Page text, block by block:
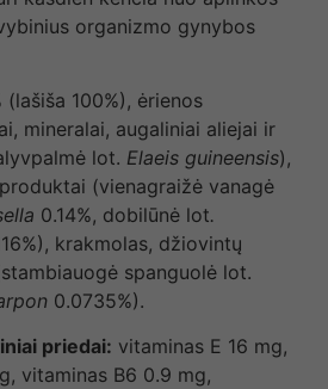
organizmo gynybos
(lašiša 100%), ėrienos
mineralai, augaliniai aliejai ir
lot. Elaeis guineensis),
(vienagraižė vanagė
0.14%, dobilūnė lot.
krakmolas, džiovintų
spanguolė lot.
0.0735%).
priedai: vitaminas E 16 mg,
vitaminas B6 0.9 mg,